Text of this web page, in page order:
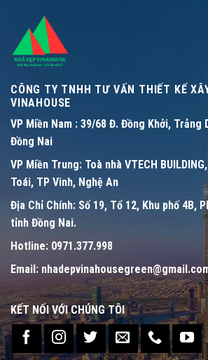
CÔNG TY TNHH TƯ VẤN THIẾT KẾ
VINAHOUSE
VP Miền Nam : 39/68 Đ. Đồng Khởi, Trảng
Đồng Nai
VP Miền Trung: Toà nhà VTECH
Toái, TP Vinh, Nghệ An
Địa Chỉ Chính: Số 19, Tổ 12, Khu phố 4B,
tỉnh Đồng Nai.
Hotline: 0971.377.998
Email:
KẾT NỐI VỚI CHÚNG TÔI